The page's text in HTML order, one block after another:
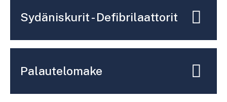
Sydäniskurit - Defibrilaattorit
Palautelomake